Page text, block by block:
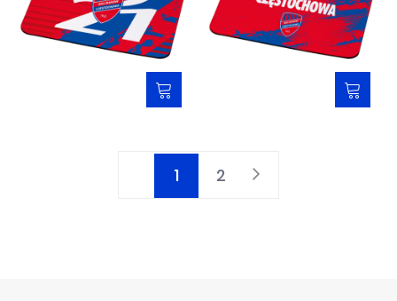
Podkładka pod mysz - 1921
Podkładka pod mysz -
Raków
Strona
Aktualnie
1
Strona
2